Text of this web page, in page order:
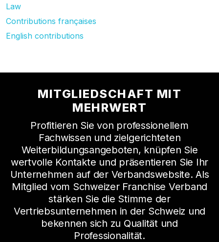
Law
Contributions françaises
English contributions
MITGLIEDSCHAFT MIT
MEHRWERT
Profitieren Sie von professionellem
Fachwissen und zielgerichteten
Weiterbildungsangeboten, knüpfen Sie
wertvolle Kontakte und präsentieren Sie Ihr
Unternehmen auf der Verbandswebsite. Als
Mitglied vom Schweizer Franchise Verband
stärken Sie die Stimme der
Vertriebsunternehmen in der Schweiz und
bekennen sich zu Qualität und
Professionalität.